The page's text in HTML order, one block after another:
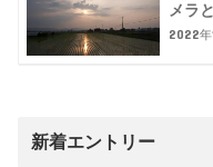
メラ
2022年
新着エントリー